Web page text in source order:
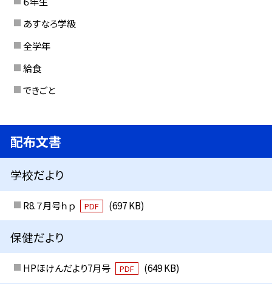
あすなろ学級
全学年
給食
できごと
配布文書
学校だより
R8.７月号ｈｐ PDF (697 KB)
保健だより
HPほけんだより7月号 PDF (649 KB)